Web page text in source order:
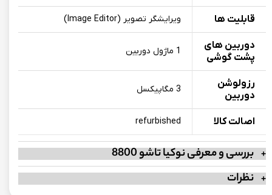
قابلیت ها ویرایشگر تصویر (‏Image Editor‏)
دوربین های
پشت گوشی
1 ماژول دوربین
رزولوشن
دوربین
3 مگاپیکسل
اصالت کالا refurbished
بررسی و معرفی نوکیا تاشو 8800
نظرات